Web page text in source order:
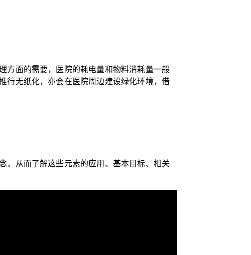
方面的需要，医院的耗电量和物料消耗量一般
行无纸化，亦会在医院周边建设绿化环境，借
，从而了解这些元素的应用、基本目标、相关